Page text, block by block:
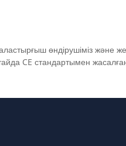
өндірушіміз және
CE стандартымен